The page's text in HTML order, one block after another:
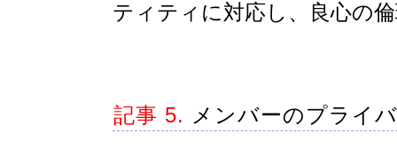
ティティに対応し、良心の
記事 5. メンバーのプライ